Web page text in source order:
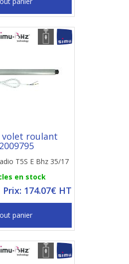
roulant
T5S E Bhz 35/17
en stock
Prix: 174.07€ HT
panier